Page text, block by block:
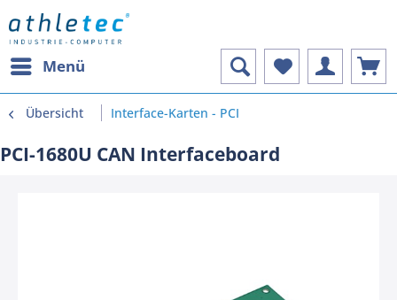
Menü
Übersicht Interface-Karten - PCI
PCI-1680U CAN Interfaceboard